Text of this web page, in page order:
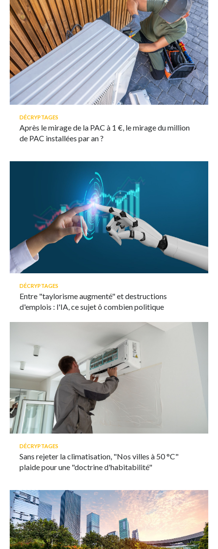
DÉCRYPTAGES
Après le mirage de la PAC à 1 €, le mirage du million
de PAC installées par an ?
DÉCRYPTAGES
Entre "taylorisme augmenté" et destructions
d'emplois : l'IA, ce sujet ô combien politique
DÉCRYPTAGES
Sans rejeter la climatisation, "Nos villes à 50 °C"
plaide pour une "doctrine d'habitabilité"